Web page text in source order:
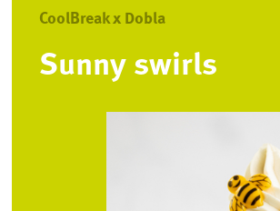
CoolBreak x Dobla
Sunny swirls